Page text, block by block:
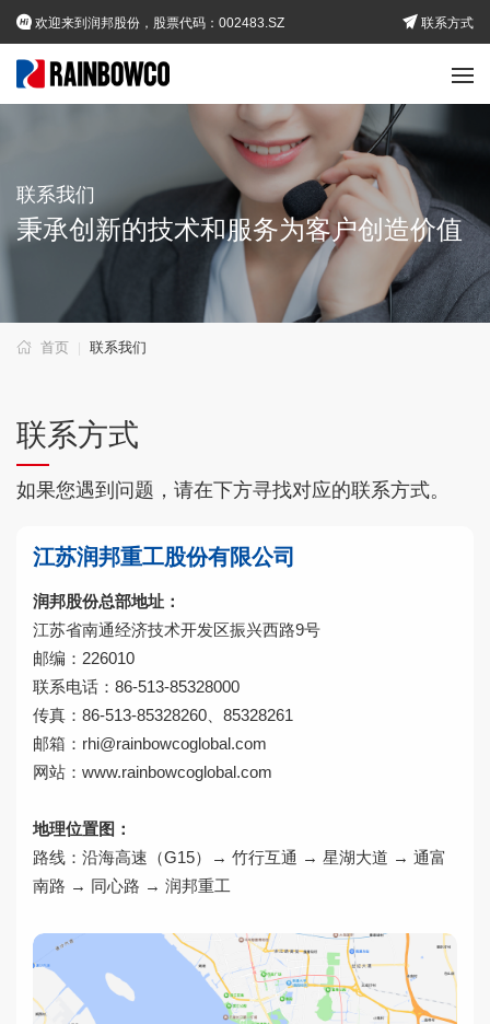
联系方式
欢迎来到润邦股份，股票代码：002483.SZ
联系我们
秉承创新的技术和服务为客户创造价值
首页 联系我们
联系方式
如果您遇到问题，请在下方寻找对应的联系方式。
江苏润邦重工股份有限公司
润邦股份总部地址：
江苏省南通经济技术开发区振兴西路9号
邮编：226010
联系电话：86-513-85328000
传真：86-513-85328260、85328261
邮箱：rhi@rainbowcoglobal.com
网站： www.rainbowcoglobal.com
地理位置图：
路线：沿海高速（G15）→ 竹行互通 → 星湖大道 → 通富
南路 → 同心路 → 润邦重工